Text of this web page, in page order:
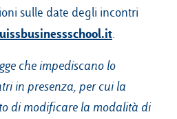
sulle date degli incontri
.
che impediscano lo
in presenza, per cui la
di modificare la modalità di